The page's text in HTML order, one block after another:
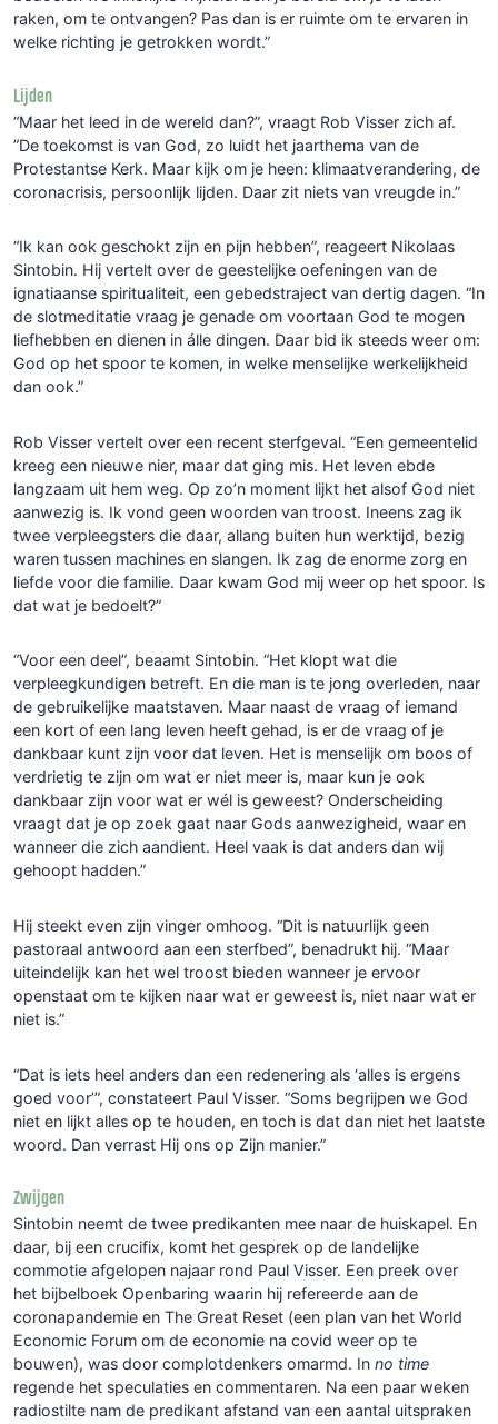
raken, om te ontvangen? Pas dan is er ruimte om te ervaren in
welke richting je getrokken wordt.”
Lijden
“Maar het leed in de wereld dan?”, vraagt Rob Visser zich af.
”De toekomst is van God, zo luidt het jaarthema van de
Protestantse Kerk. Maar kijk om je heen: klimaatverandering, de
coronacrisis, persoonlijk lijden. Daar zit niets van vreugde in.”
“Ik kan ook geschokt zijn en pijn hebben”, reageert Nikolaas
Sintobin. Hij vertelt over de geestelijke oefeningen van de
ignatiaanse spiritualiteit, een gebedstraject van dertig dagen. “In
de slotmeditatie vraag je genade om voortaan God te mogen
liefhebben en dienen in álle dingen. Daar bid ik steeds weer om:
God op het spoor te komen, in welke menselijke werkelijkheid
dan ook.”
Rob Visser vertelt over een recent sterfgeval. “Een gemeentelid
kreeg een nieuwe nier, maar dat ging mis. Het leven ebde
langzaam uit hem weg. Op zo’n moment lijkt het alsof God niet
aanwezig is. Ik vond geen woorden van troost. Ineens zag ik
twee verpleegsters die daar, allang buiten hun werktijd, bezig
waren tussen machines en slangen. Ik zag de enorme zorg en
liefde voor die familie. Daar kwam God mij weer op het spoor. Is
dat wat je bedoelt?”
“Voor een deel”, beaamt Sintobin. “Het klopt wat die
verpleegkundigen betreft. En die man is te jong overleden, naar
de gebruikelijke maatstaven. Maar naast de vraag of iemand
een kort of een lang leven heeft gehad, is er de vraag of je
dankbaar kunt zijn voor dat leven. Het is menselijk om boos of
verdrietig te zijn om wat er niet meer is, maar kun je ook
dankbaar zijn voor wat er wél is geweest? Onderscheiding
vraagt dat je op zoek gaat naar Gods aanwezigheid, waar en
wanneer die zich aandient. Heel vaak is dat anders dan wij
gehoopt hadden.”
Hij steekt even zijn vinger omhoog. “Dit is natuurlijk geen
pastoraal antwoord aan een sterfbed”, benadrukt hij. “Maar
uiteindelijk kan het wel troost bieden wanneer je ervoor
openstaat om te kijken naar wat er geweest is, niet naar wat er
niet is.”
“Dat is iets heel anders dan een redenering als ‘alles is ergens
goed voor’”, constateert Paul Visser. “Soms begrijpen we God
niet en lijkt alles op te houden, en toch is dat dan niet het laatste
woord. Dan verrast Hij ons op Zijn manier.”
Zwijgen
Sintobin neemt de twee predikanten mee naar de huiskapel. En
daar, bij een crucifix, komt het gesprek op de landelijke
commotie afgelopen najaar rond Paul Visser. Een preek over
het bijbelboek Openbaring waarin hij refereerde aan de
coronapandemie en The Great Reset (een plan van het World
Economic Forum om de economie na covid weer op te
bouwen), was door complotdenkers omarmd. In no time
regende het speculaties en commentaren. Na een paar weken
radiostilte nam de predikant afstand van een aantal uitspraken